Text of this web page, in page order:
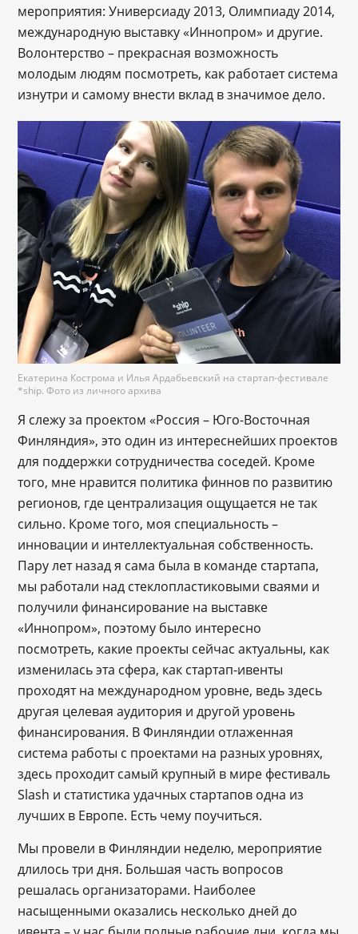
мероприятия: Универсиаду 2013, Олимпиаду 2014,
международную выставку «Иннопром» и другие.
Волонтерство – прекрасная возможность
молодым людям посмотреть, как работает система
изнутри и самому внести вклад в значимое дело.
Екатерина Кострома и Илья Ардабьевский на стартап-фестивале
*ship. Фото из личного архива
Я слежу за проектом «Россия – Юго-Восточная
Финляндия», это один из интереснейших проектов
для поддержки сотрудничества соседей. Кроме
того, мне нравится политика финнов по развитию
регионов, где централизация ощущается не так
сильно. Кроме того, моя специальность –
инновации и интеллектуальная собственность.
Пару лет назад я сама была в команде стартапа,
мы работали над стеклопластиковыми сваями и
получили финансирование на выставке
«Иннопром», поэтому было интересно
посмотреть, какие проекты сейчас актуальны, как
изменилась эта сфера, как стартап-ивенты
проходят на международном уровне, ведь здесь
другая целевая аудитория и другой уровень
финансирования. В Финляндии отлаженная
система работы с проектами на разных уровнях,
здесь проходит самый крупный в мире фестиваль
Slash и статистика удачных стартапов одна из
лучших в Европе. Есть чему поучиться.
Мы провели в Финляндии неделю, мероприятие
длилось три дня. Большая часть вопросов
решалась организаторами. Наиболее
насыщенными оказались несколько дней до